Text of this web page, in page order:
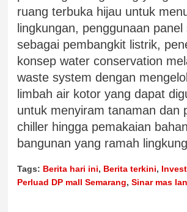
ruang terbuka hijau untuk
lingkungan, penggunaan panel
sebagai pembangkit listrik,
konsep water conservation
waste system dengan
limbah air kotor yang dapat
untuk menyiram tanaman dan
chiller hingga pemakaian
bangunan yang ramah
Tags: Berita hari ini, Berita terkini,
Perluad DP mall Semarang, Sinar mas